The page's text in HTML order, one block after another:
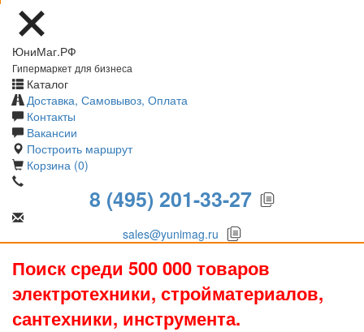
ЮниМаг.РФ
Гипермаркет для бизнеса
Каталог
Доставка, Самовывоз, Оплата
Контакты
Вакансии
Построить маршрут
Корзина (0)
8 (495) 201-33-27
sales@yunimag.ru
Поиск среди 500 000 товаров
электротехники, стройматериалов,
сантехники, инструмента.